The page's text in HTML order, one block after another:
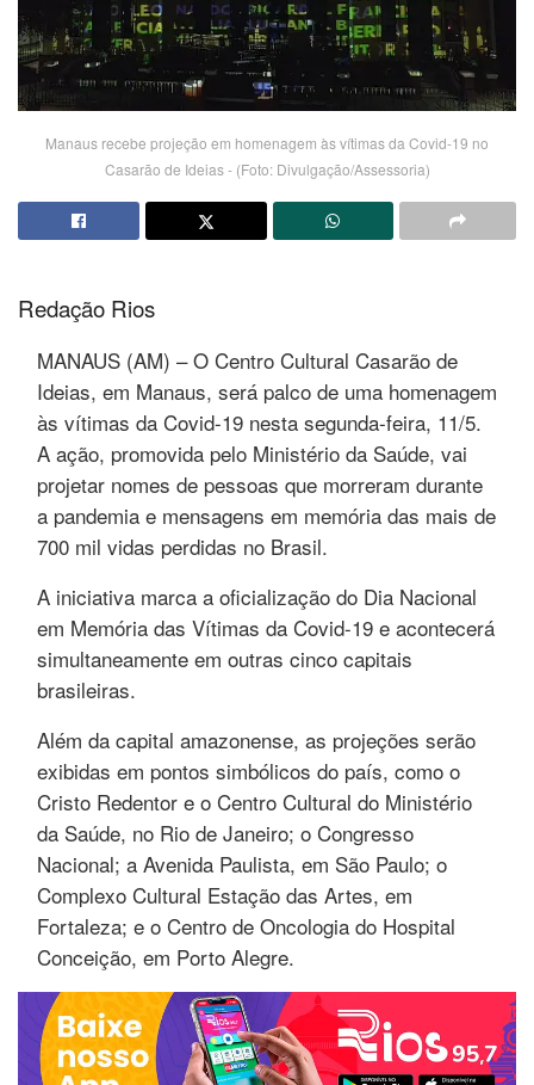
Manaus recebe projeção em homenagem às vítimas da Covid-19 no
Casarão de Ideias - (Foto: Divulgação/Assessoria)
Redação Rios
MANAUS (AM) – O Centro Cultural Casarão de
Ideias, em Manaus, será palco de uma homenagem
às vítimas da Covid-19 nesta segunda-feira, 11/5.
A ação, promovida pelo Ministério da Saúde, vai
projetar nomes de pessoas que morreram durante
a pandemia e mensagens em memória das mais de
700 mil vidas perdidas no Brasil.
A iniciativa marca a oficialização do Dia Nacional
em Memória das Vítimas da Covid-19 e acontecerá
simultaneamente em outras cinco capitais
brasileiras.
Além da capital amazonense, as projeções serão
exibidas em pontos simbólicos do país, como o
Cristo Redentor e o Centro Cultural do Ministério
da Saúde, no Rio de Janeiro; o Congresso
Nacional; a Avenida Paulista, em São Paulo; o
Complexo Cultural Estação das Artes, em
Fortaleza; e o Centro de Oncologia do Hospital
Conceição, em Porto Alegre.